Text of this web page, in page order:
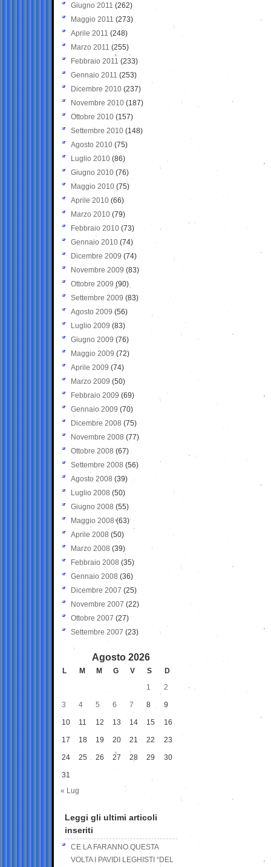
Giugno 2011 (262)
Maggio 2011 (273)
Aprile 2011 (248)
Marzo 2011 (255)
Febbraio 2011 (233)
Gennaio 2011 (253)
Dicembre 2010 (237)
Novembre 2010 (187)
Ottobre 2010 (157)
Settembre 2010 (148)
Agosto 2010 (75)
Luglio 2010 (86)
Giugno 2010 (76)
Maggio 2010 (75)
Aprile 2010 (66)
Marzo 2010 (79)
Febbraio 2010 (73)
Gennaio 2010 (74)
Dicembre 2009 (74)
Novembre 2009 (83)
Ottobre 2009 (90)
Settembre 2009 (83)
Agosto 2009 (56)
Luglio 2009 (83)
Giugno 2009 (76)
Maggio 2009 (72)
Aprile 2009 (74)
Marzo 2009 (50)
Febbraio 2009 (69)
Gennaio 2009 (70)
Dicembre 2008 (75)
Novembre 2008 (77)
Ottobre 2008 (67)
Settembre 2008 (56)
Agosto 2008 (39)
Luglio 2008 (50)
Giugno 2008 (55)
Maggio 2008(63)
Aprile 2008 (50)
Marzo 2008 (39)
Febbraio 2008 (35)
Gennaio 2008 (36)
Dicembre 2007 (25)
Novembre 2007 (22)
Ottobre 2007 (27)
Settembre 2007 (23)
Agosto 2026
L M M G V S
D
1
2
3 4 5 6 7 8 9
10 11 12 13 14 15 16
17 18 19 20 21 22 23
24 25 26 27 28 29 30
31
« Lug
Leggi gli ultimi articoli
inseriti
CE LA FARANNO QUESTA
VOLTA I PAVIDI LEGHISTI “DEL